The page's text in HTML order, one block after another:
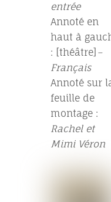
entrée
Annoté en
haut à
: [théâtre] –
Français
Annoté sur
feuille de
montage :
Rachel et
Mimi Véron